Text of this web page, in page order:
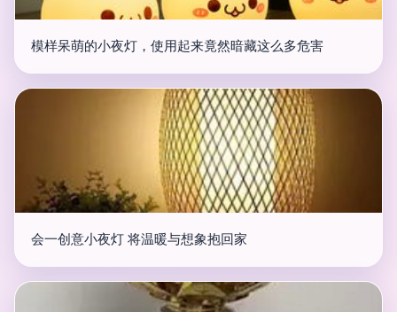
模样呆萌的小夜灯，使用起来竟然暗藏这么多危害
会一创意小夜灯 将温暖与想象抱回家